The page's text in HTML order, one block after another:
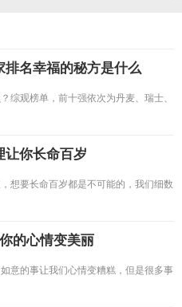
排名幸福的秘方是什么
综观榜单，前十强依次为丹麦、瑞士、
让你长命百岁
想要长命百岁都是不可能的，我们细数
的心情变美丽
意的事让我们心情变糟糕，但是很多事